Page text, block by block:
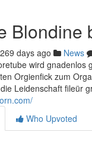
Blondine
269 days ago News
wird gnadenlos
Orgienfick zum
Leidenschaft fileür
Who Upvoted